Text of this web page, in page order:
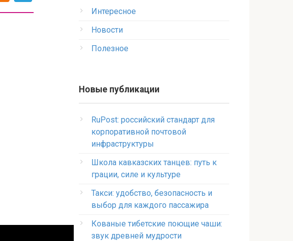
Интересное
Новости
Полезное
Новые публикации
RuPost: российский стандарт для
корпоративной почтовой
инфраструктуры
Школа кавказских танцев: путь к
грации, силе и культуре
Такси: удобство, безопасность и
выбор для каждого пассажира
Кованые тибетские поющие чаши:
звук древней мудрости